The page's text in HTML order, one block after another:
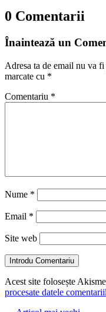
0 Comentarii
Înaintează un
Adresa ta de email nu va
marcate cu *
Comentariu *
Nume *
Email *
Site web
Introdu Comentariu
Acest site folosește
procesate datele